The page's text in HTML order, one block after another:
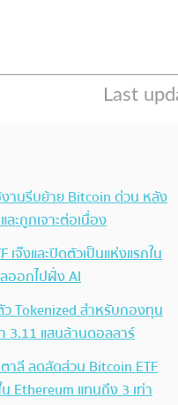
านรีบย้าย Bitcoin ด่วน หลัง
ะถูกเจาะต่อเนื่อง
จ๊งและปิดตัวเป็นแห่งแรกใน
ออกไปฝั่ง AI
ว Tokenized สำหรับกองทุน
3.11 แสนล้านดอลลาร์
ลี ลดสัดส่วน Bitcoin ETF
Ethereum แทนถึง 3 เท่า